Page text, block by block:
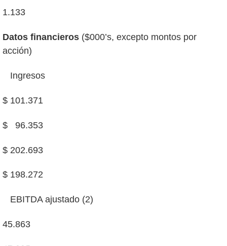
1.133
Datos financieros ($000’s, excepto montos por
acción)
Ingresos
$ 101.371
$ 96.353
$ 202.693
$ 198.272
EBITDA ajustado (2)
45.863